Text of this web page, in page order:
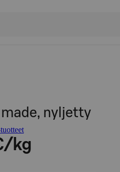
made, nyljetty
kg